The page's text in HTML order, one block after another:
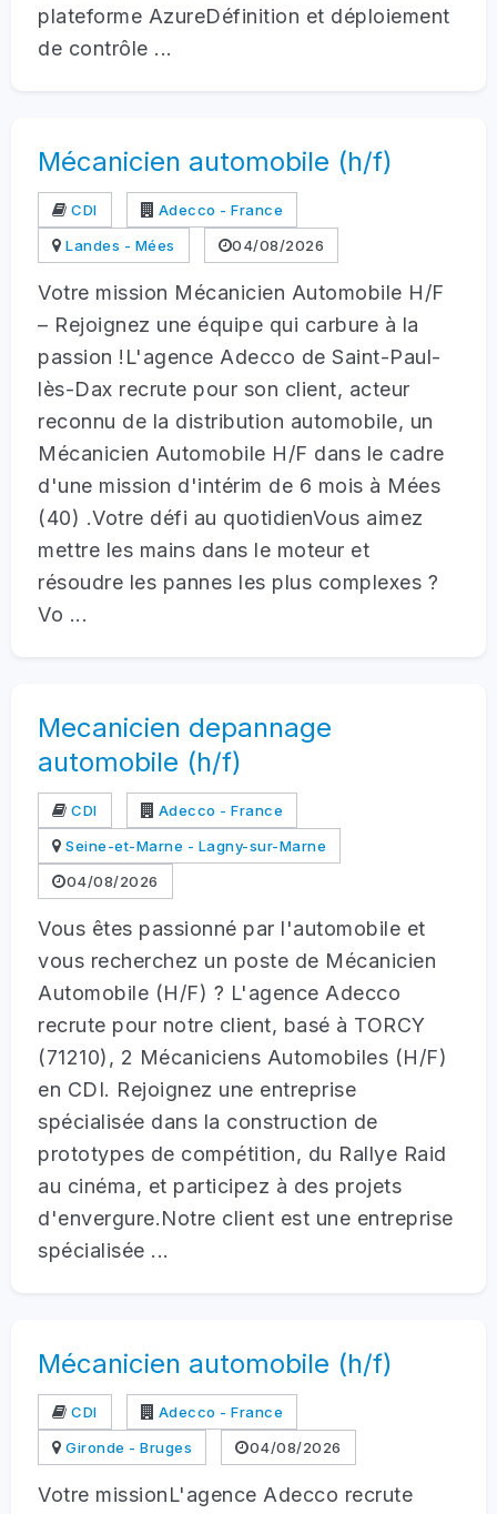
plateforme AzureDéfinition et déploiement
de contrôle ...
Mécanicien automobile (h/f)
CDI
Adecco - France
Landes - Mées
04/08/2026
Votre mission Mécanicien Automobile H/F
– Rejoignez une équipe qui carbure à la
passion !L'agence Adecco de Saint-Paul-
lès-Dax recrute pour son client, acteur
reconnu de la distribution automobile, un
Mécanicien Automobile H/F dans le cadre
d'une mission d'intérim de 6 mois à Mées
(40) .Votre défi au quotidienVous aimez
mettre les mains dans le moteur et
résoudre les pannes les plus complexes ?
Vo ...
Mecanicien depannage
automobile (h/f)
CDI
Adecco - France
Seine-et-Marne - Lagny-sur-Marne
04/08/2026
Vous êtes passionné par l'automobile et
vous recherchez un poste de Mécanicien
Automobile (H/F) ? L'agence Adecco
recrute pour notre client, basé à TORCY
(71210), 2 Mécaniciens Automobiles (H/F)
en CDI. Rejoignez une entreprise
spécialisée dans la construction de
prototypes de compétition, du Rallye Raid
au cinéma, et participez à des projets
d'envergure.Notre client est une entreprise
spécialisée ...
Mécanicien automobile (h/f)
CDI
Adecco - France
Gironde - Bruges
04/08/2026
Votre missionL'agence Adecco recrute